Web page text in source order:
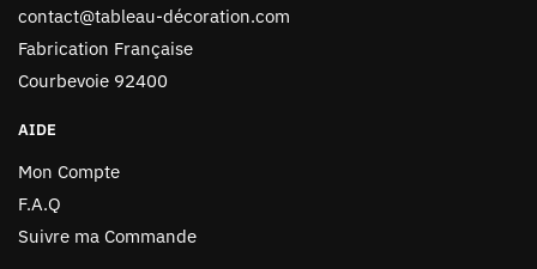
contact@tableau-décoration.com
Fabrication Française
Courbevoie 92400
AIDE
Mon Compte
F.A.Q
Suivre ma Commande